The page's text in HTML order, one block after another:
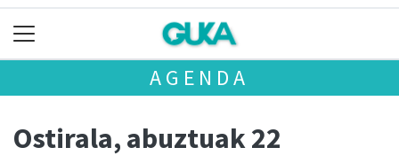
AGENDA
Ostirala, abuztuak 22